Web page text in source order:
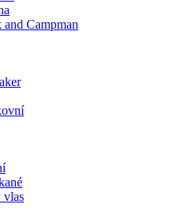
Campman
vlas